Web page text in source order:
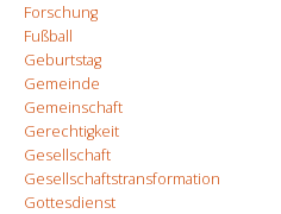
Forschung
Fußball
Geburtstag
Gemeinde
Gemeinschaft
Gerechtigkeit
Gesellschaft
Gesellschaftstransformation
Gottesdienst